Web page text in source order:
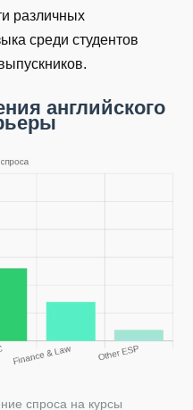
различных
среди студентов
английского
спроса на курсы